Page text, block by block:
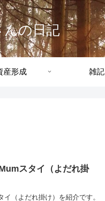
んの日記
産形成 雑記
スタイ（よだれ掛
（よだれ掛け）を紹介です。